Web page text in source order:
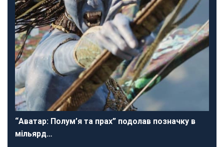
“Аватар: Полум’я та прах” подолав позначку в
мільярд…